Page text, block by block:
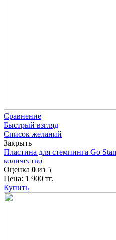
Сравнение
Быстрый взгляд
Список желаний
Закрыть
Пластина для стемпинга Go
количество
Оценка 0 из 5
Цена: 1 900 тг.
Купить